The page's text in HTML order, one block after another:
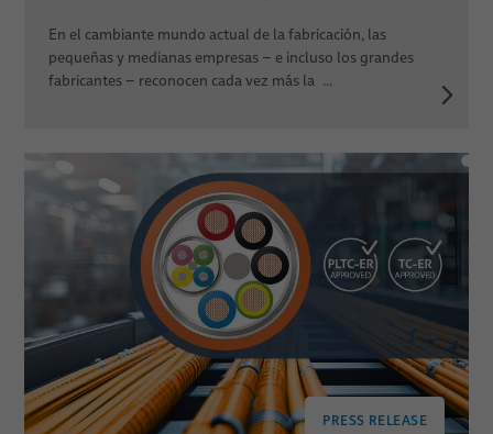
En el cambiante mundo actual de la fabricación, las
pequeñas y medianas empresas – e incluso los grandes
fabricantes – reconocen cada vez más la ...
PRESS RELEASE